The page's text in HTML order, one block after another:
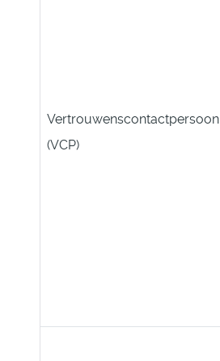
Vertrouwenscontactpersoon
(VCP)